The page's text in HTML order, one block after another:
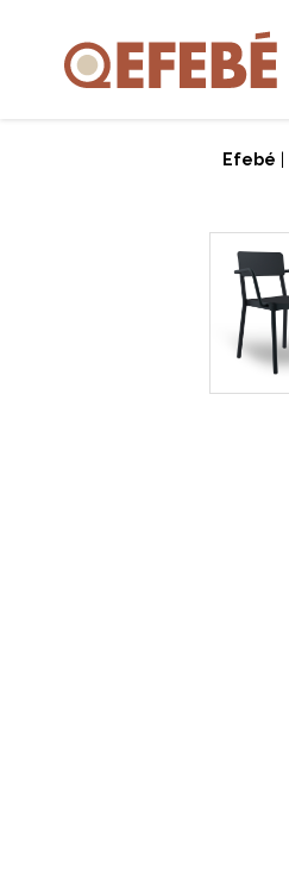
Efebé